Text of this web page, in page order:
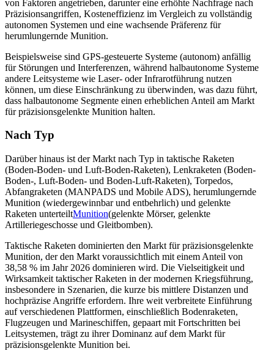
von Faktoren angetrieben, darunter eine erhöhte Nachfrage nach
Präzisionsangriffen, Kosteneffizienz im Vergleich zu vollständig
autonomen Systemen und eine wachsende Präferenz für
herumlungernde Munition.
Beispielsweise sind GPS-gesteuerte Systeme (autonom) anfällig
für Störungen und Interferenzen, während halbautonome Systeme
andere Leitsysteme wie Laser- oder Infrarotführung nutzen
können, um diese Einschränkung zu überwinden, was dazu führt,
dass halbautonome Segmente einen erheblichen Anteil am Markt
für präzisionsgelenkte Munition halten.
Nach Typ
Darüber hinaus ist der Markt nach Typ in taktische Raketen
(Boden-Boden- und Luft-Boden-Raketen), Lenkraketen (Boden-
Boden-, Luft-Boden- und Boden-Luft-Raketen), Torpedos,
Abfangraketen (MANPADS und Mobile ADS), herumlungernde
Munition (wiedergewinnbar und entbehrlich) und gelenkte
Raketen unterteiltMunition(gelenkte Mörser, gelenkte
Artilleriegeschosse und Gleitbomben).
Taktische Raketen dominierten den Markt für präzisionsgelenkte
Munition, der den Markt voraussichtlich mit einem Anteil von
38,58 % im Jahr 2026 dominieren wird. Die Vielseitigkeit und
Wirksamkeit taktischer Raketen in der modernen Kriegsführung,
insbesondere in Szenarien, die kurze bis mittlere Distanzen und
hochpräzise Angriffe erfordern. Ihre weit verbreitete Einführung
auf verschiedenen Plattformen, einschließlich Bodenraketen,
Flugzeugen und Marineschiffen, gepaart mit Fortschritten bei
Leitsystemen, trägt zu ihrer Dominanz auf dem Markt für
präzisionsgelenkte Munition bei.